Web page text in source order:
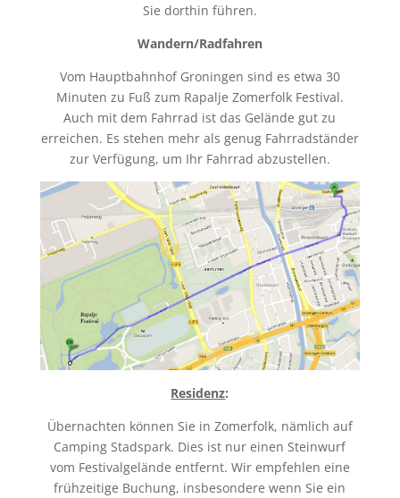
Sie dorthin führen.
Wandern/Radfahren
Vom Hauptbahnhof Groningen sind es etwa 30
Minuten zu Fuß zum Rapalje Zomerfolk Festival.
Auch mit dem Fahrrad ist das Gelände gut zu
erreichen. Es stehen mehr als genug Fahrradständer
zur Verfügung, um Ihr Fahrrad abzustellen.
Residenz:
Übernachten können Sie in Zomerfolk, nämlich auf
Camping Stadspark. Dies ist nur einen Steinwurf
vom Festivalgelände entfernt. Wir empfehlen eine
frühzeitige Buchung, insbesondere wenn Sie ein